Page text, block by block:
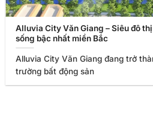
Alluvia City Văn Giang – Siêu đô
sống bậc nhất miền Bắc
Alluvia City Văn Giang đang trở
trường bất động sản